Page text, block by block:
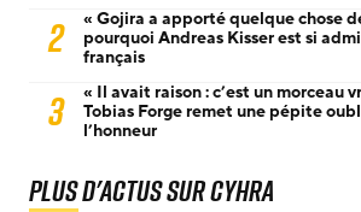
2
« Gojira a apporté quelque chose
pourquoi Andreas Kisser est si
français
3
« Il avait raison : c’est un morceau
Tobias Forge remet une pépite
l’honneur
Plus d'actus sur Cyhra